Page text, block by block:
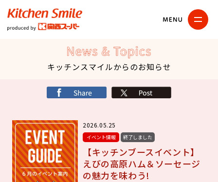
キッチンスマイル
News & Topics
キッチンスマイルからのお知らせ
2026.05.25
イベント情報 終了しました
【キッチンブースイベント】
えびの高原ハム＆ソーセージ
の魅力を味わう!